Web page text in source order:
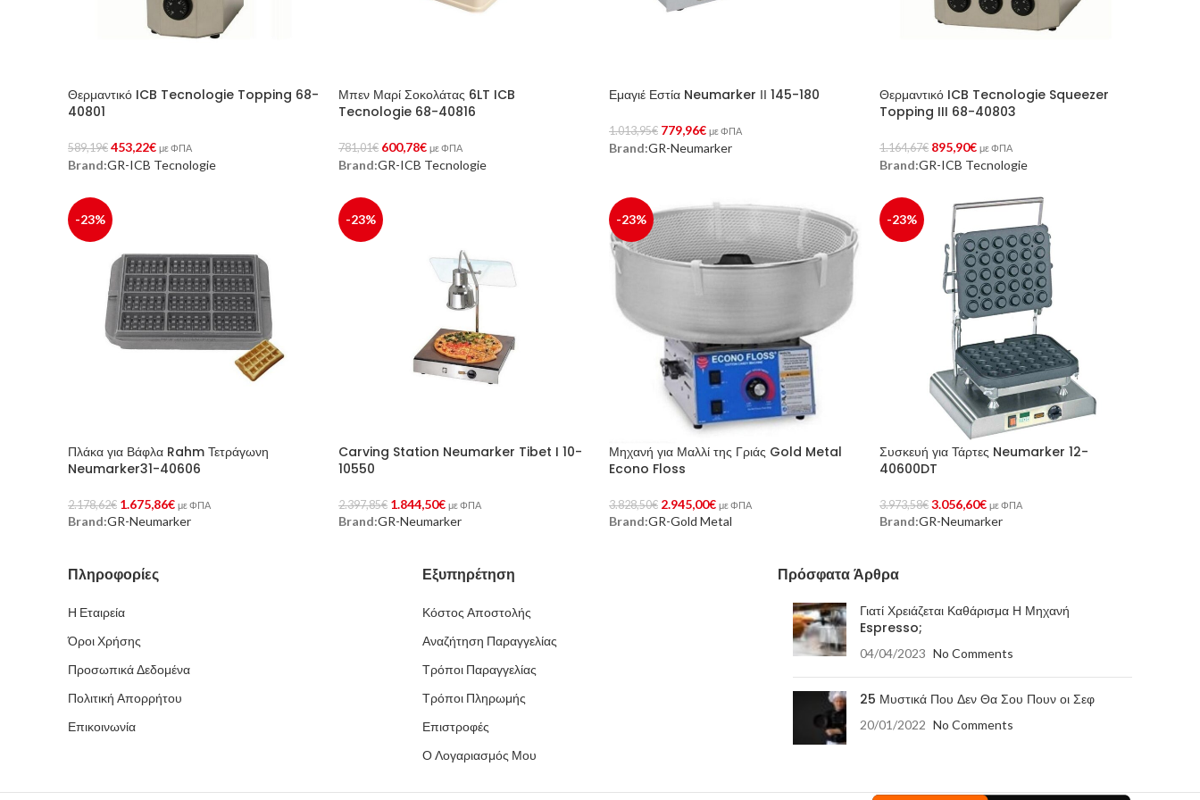
Θερμαντικό ICB Tecnologie Topping 68-
40801
589,19€ 453,22€ με ΦΠΑ
Προσθήκη Στο Καλάθι
Brand:GR-ICB Tecnologie
Μπεν Μαρί Σοκολάτας 6LT ICB
Tecnologie 68-40816
781,01€ 600,78€ με ΦΠΑ
Προσθήκη Στο Καλάθι
Brand:GR-ICB Tecnologie
Εμαγιέ Εστία Neumarker ΙΙ 145-180
1.013,95€ 779,96€ με ΦΠΑ
Προσθήκη Στο Καλάθι
Brand:GR-Neumarker
Θερμαντικό ICB Tecnologie Squeezer
Topping III 68-40803
1.164,67€ 895,90€ με ΦΠΑ
Προσθήκη Στο Καλάθι
Brand:GR-ICB Tecnologie
-23%
Πλάκα για Βάφλα Rahm Τετράγωνη
Neumarker31-40606
2.178,62€ 1.675,86€ με ΦΠΑ
Προσθήκη Στο Καλάθι
Brand:GR-Neumarker
-23%
Carving Station Neumarker Tibet I 10-
10550
2.397,85€ 1.844,50€ με ΦΠΑ
Προσθήκη Στο Καλάθι
Brand:GR-Neumarker
-23%
Μηχανή για Μαλλί της Γριάς Gold Metal
Econo Floss
3.828,50€ 2.945,00€ με ΦΠΑ
Προσθήκη Στο Καλάθι
Brand:GR-Gold Metal
-23%
Συσκευή για Τάρτες Neumarker 12-
40600DT
3.973,58€ 3.056,60€ με ΦΠΑ
Προσθήκη Στο Καλάθι
Brand:GR-Neumarker
Πληροφορίες
Η Εταιρεία
Όροι Χρήσης
Προσωπικά Δεδομένα
Πολιτική Απορρήτου
Επικοινωνία
Εξυπηρέτηση
Κόστος Αποστολής
Αναζήτηση Παραγγελίας
Τρόποι Παραγγελίας
Τρόποι Πληρωμής
Επιστροφές
Ο Λογαριασμός Μου
Πρόσφατα Άρθρα
Γιατί Χρειάζεται Καθάρισμα Η Μηχανή
Espresso;
04/04/2023 No Comments
25 Μυστικά Που Δεν Θα Σου Πουν οι Σεφ
20/01/2022 No Comments